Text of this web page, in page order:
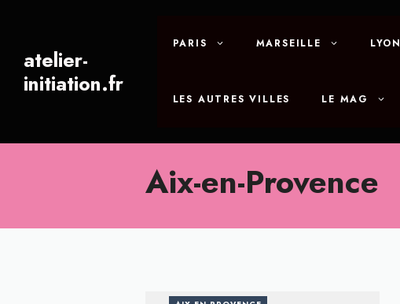
contenuatelier-
initiation.fr
PARIS MARSEILLE LYON
LES AUTRES VILLES LE MAG
Aix-en-Provence